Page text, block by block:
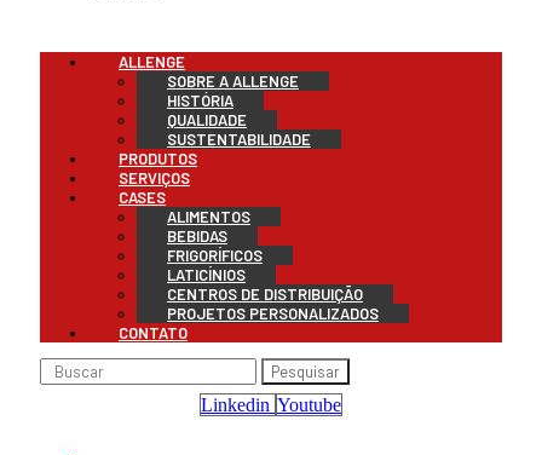
ALLENGE
SOBRE A ALLENGE
HISTÓRIA
QUALIDADE
SUSTENTABILIDADE
PRODUTOS
SERVIÇOS
CASES
ALIMENTOS
BEBIDAS
FRIGORÍFICOS
LATICÍNIOS
CENTROS DE DISTRIBUIÇÃO
PROJETOS PERSONALIZADOS
CONTATO
Pesquisar
Linkedin Youtube